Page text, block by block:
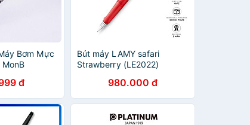
Bơm Mực
đ
Bút máy LAMY safari
Strawberry (LE2022)
980.000 đ